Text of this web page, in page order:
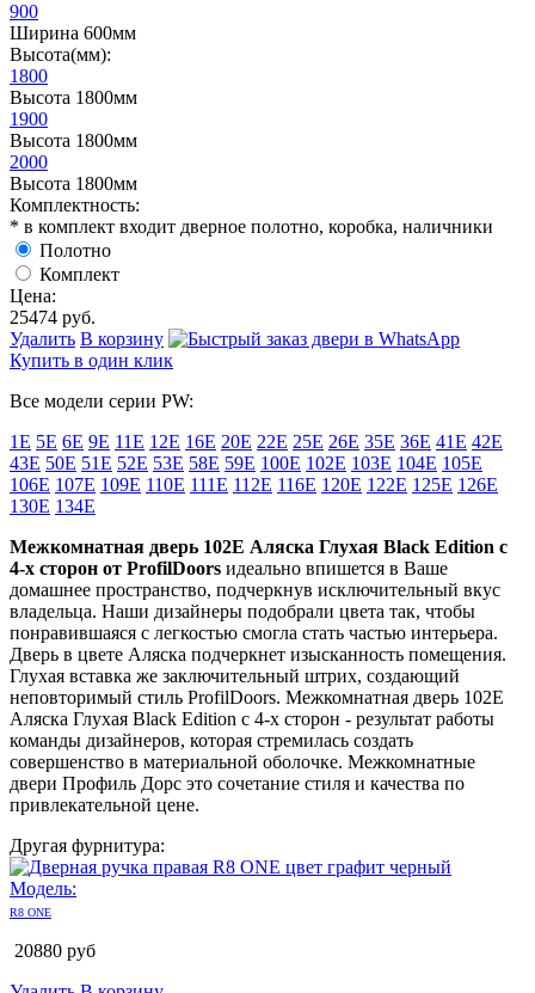
900
Ширина 600мм
Высота(мм):
1800
Высота 1800мм
1900
Высота 1800мм
2000
Высота 1800мм
Комплектность:
* в комплект входит дверное полотно, коробка, наличники
Полотно
Комплект
Цена:
25474 руб.
Удалить В корзину
Купить в один клик
Все модели серии PW:
1E 5E 6E 9E 11E 12E 16E 20E 22E 25E 26E 35E 36E 41E 42E
43E 50E 51E 52E 53E 58E 59E 100E 102E 103E 104E 105E
106E 107E 109E 110E 111E 112E 116E 120E 122E 125E 126E
130E 134E
Межкомнатная дверь 102E Аляска Глухая Black Edition с
4-х сторон от ProfilDoors идеально впишется в Ваше
домашнее пространство, подчеркнув исключительный вкус
владельца. Наши дизайнеры подобрали цвета так, чтобы
понравившаяся с легкостью смогла стать частью интерьера.
Дверь в цвете Аляска подчеркнет изысканность помещения.
Глухая вставка же заключительный штрих, создающий
неповторимый стиль ProfilDoors. Межкомнатная дверь 102E
Аляска Глухая Black Edition с 4-х сторон - результат работы
команды дизайнеров, которая стремилась создать
совершенство в материальной оболочке. Межкомнатные
двери Профиль Дорс это сочетание стиля и качества по
привлекательной цене.
Другая фурнитура:
Модель:
R8 ONE
20880 руб